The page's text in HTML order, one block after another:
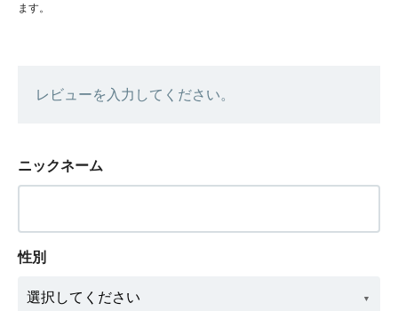
ます。
レビューを入力してください。
ニックネーム
性別